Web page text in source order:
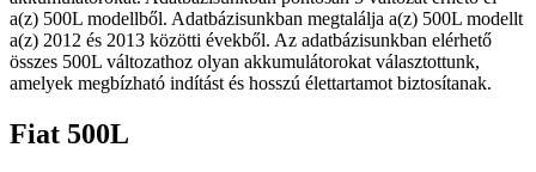
a(z) 500L modellből. Adatbázisunkban megtalálja a(z) 500L modellt
a(z) 2012 és 2013 közötti évekből. Az adatbázisunkban elérhető
összes 500L változathoz olyan akkumulátorokat választottunk,
amelyek megbízható indítást és hosszú élettartamot biztosítanak.
Fiat 500L